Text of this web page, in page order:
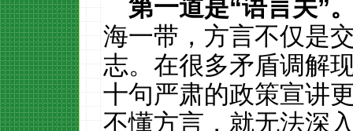
第一道是“语言关”
海一带，方言不仅是
志。在很多矛盾调解
十句严肃的政策宣讲
不懂方言，就无法深